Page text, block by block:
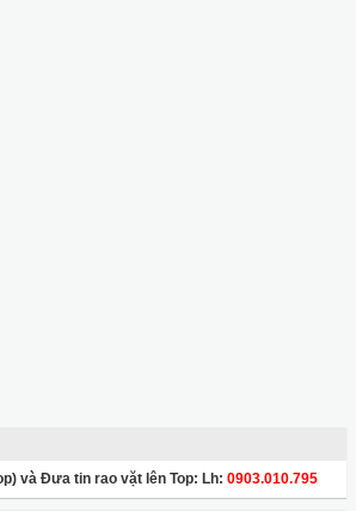
và Đưa tin rao vặt lên Top: Lh: 0903.010.795